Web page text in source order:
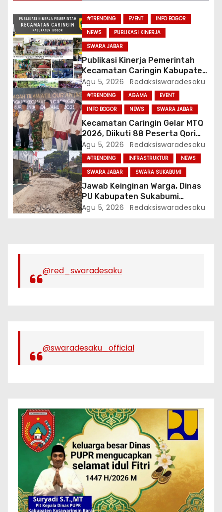
p
o
s
#TRENDING EVENT
INFO BOGOR
NEWS
PUBLIKASI KINERJA
SWARA JABAR
Publikasi Kinerja Pemerintah
Kecamatan Caringin Kabupaten
Bogor Tahun 2026
Agu 5, 2026 Redaksiswaradesaku
#TRENDING AGAMA
EVENT
INFO BOGOR
NEWS SWARA JABAR
Kecamatan Caringin Gelar MTQ
2026, Diikuti 88 Peserta Qori
dan Qoriah
Agu 5, 2026 Redaksiswaradesaku
#TRENDING INFRASTRUKTUR
NEWS
SWARA JABAR
SWARA SUKABUMI
Jawab Keinginan Warga, Dinas
PU Kabupaten Sukabumi
Lakukan Pekerjaan
Agu 5, 2026 Redaksiswaradesaku
@red_swaradesaku
@swaradesaku_official